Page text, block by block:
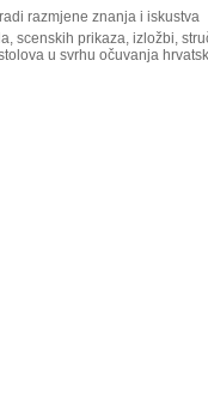
razmjene znanja i iskustva
scenskih prikaza, izložbi,
u svrhu očuvanja